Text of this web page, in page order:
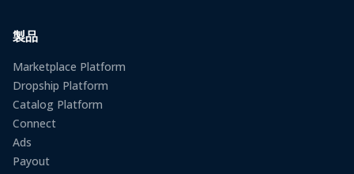
製品
Marketplace Platform
Dropship Platform
Catalog Platform
Connect
Ads
Payout